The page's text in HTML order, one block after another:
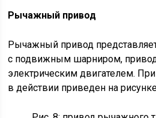
Рычажный привод
Рычажный привод
с подвижным шарниром,
электрическим двигателем.
в действии приведен на